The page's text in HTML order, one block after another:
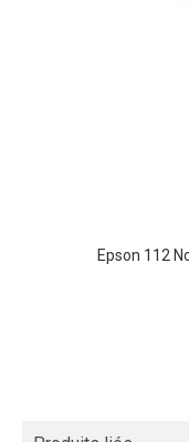
Epson 112